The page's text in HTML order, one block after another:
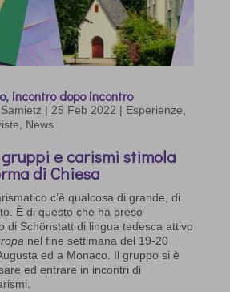
incontro dopo incontro
| 25 Feb 2022 | Esperienze,
News
e carismi stimola
di Chiesa
c’è qualcosa di grande, di
È di questo che ha preso
di Schönstatt di lingua tedesca attivo
nel fine settimana del 19-20
ed a Monaco. Il gruppo si è
ed entrare in incontri di